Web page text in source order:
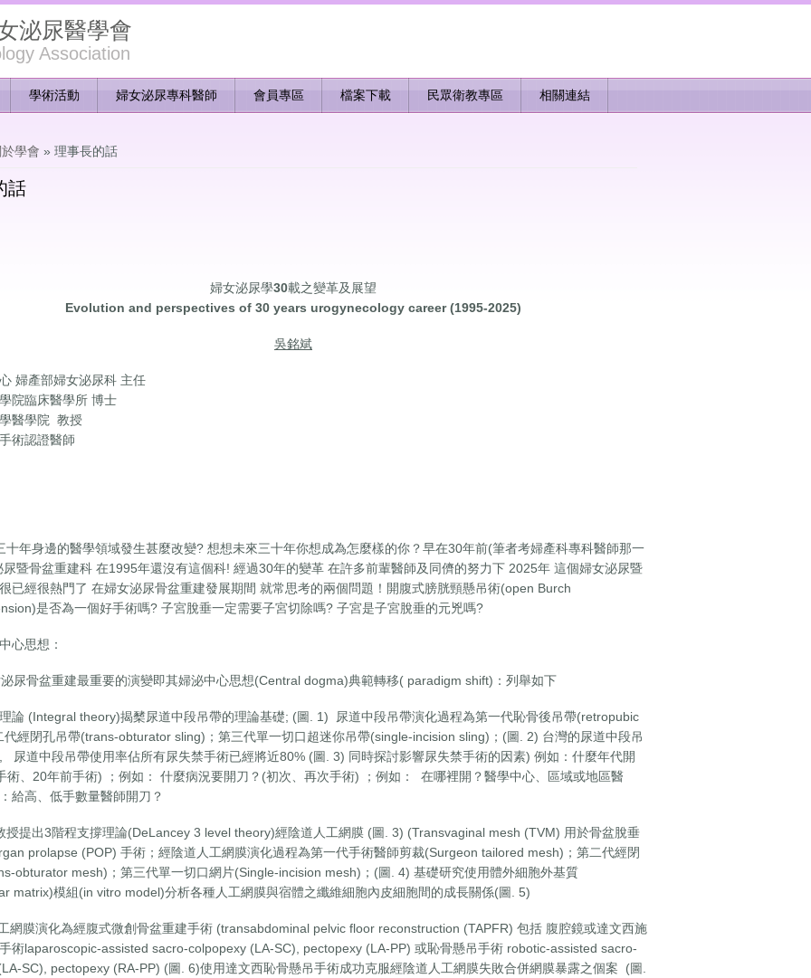
泌尿醫學會
Association
學術活動 婦女泌尿專科醫師 會員專區 檔案下載 民眾衛教專區 相關連結
學會 » 理事長的話
話
婦女泌尿學30載之變革及展望
Evolution and perspectives of 30 years urogynecology career (1995-2025)
吳銘斌
婦產部婦女泌尿科 主任
院臨床醫學所 博士
醫學院 教授
術認證醫師
年身邊的醫學領域發生甚麼改變? 想想未來三十年你想成為怎麼樣的你？早在30年前(筆者考婦產科專科醫師那一
暨骨盆重建科 在1995年還沒有這個科! 經過30年的變革 在許多前輩醫師及同儕的努力下 2025年 這個婦女泌尿暨
已經很熱門了 在婦女泌尿骨盆重建發展期間 就常思考的兩個問題！開腹式膀胱頸懸吊術(open Burch
是否為一個好手術嗎? 子宮脫垂一定需要子宮切除嗎? 子宮是子宮脫垂的元兇嗎?
心思想：
尿骨盆重建最重要的演變即其婦泌中心思想(Central dogma)典範轉移( paradigm shift)：列舉如下
論 (Integral theory)揭櫫尿道中段吊帶的理論基礎; (圖. 1) 尿道中段吊帶演化過程為第一代恥骨後吊帶(retropubic
代經閉孔吊帶(trans-obturator sling)；第三代單一切口超迷你吊帶(single-incision sling)；(圖. 2) 台灣的尿道中段吊
尿道中段吊帶使用率佔所有尿失禁手術已經將近80% (圖. 3) 同時探討影響尿失禁手術的因素) 例如：什麼年代開
術、20年前手術) ；例如： 什麼病況要開刀？(初次、再次手術) ；例如： 在哪裡開？醫學中心、區域或地區醫
給高、低手數量醫師開刀？
授提出3階程支撐理論(DeLancey 3 level theory)經陰道人工網膜 (圖. 3) (Transvaginal mesh (TVM) 用於骨盆脫垂
prolapse (POP) 手術；經陰道人工網膜演化過程為第一代手術醫師剪裁(Surgeon tailored mesh)；第二代經閉
obturator mesh)；第三代單一切口網片(Single-incision mesh)；(圖. 4) 基礎研究使用體外細胞外基質
matrix)模組(in vitro model)分析各種人工網膜與宿體之纖維細胞內皮細胞間的成長關係(圖. 5)
膜演化為經腹式微創骨盆重建手術 (transabdominal pelvic floor reconstruction (TAPFR) 包括 腹腔鏡或達文西施
術laparoscopic-assisted sacro-colpopexy (LA-SC), pectopexy (LA-PP) 或恥骨懸吊手術 robotic-assisted sacro-
SC), pectopexy (RA-PP) (圖. 6)使用達文西恥骨懸吊手術成功克服經陰道人工網膜失敗合併網膜暴露之個案 (圖.